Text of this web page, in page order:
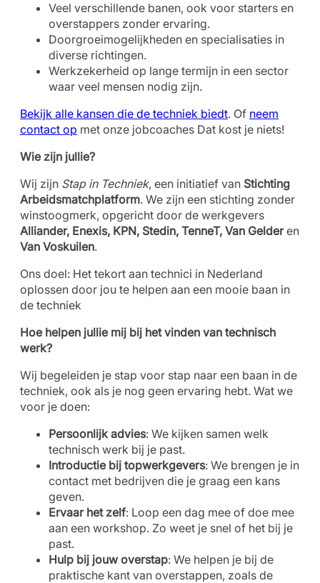
Veel verschillende banen, ook voor starters en
overstappers zonder ervaring.
Doorgroeimogelijkheden en specialisaties in
diverse richtingen.
Werkzekerheid op lange termijn in een sector
waar veel mensen nodig zijn.
Bekijk alle kansen die de techniek biedt. Of neem
contact op met onze jobcoaches Dat kost je niets!
Wie zijn jullie?
Wij zijn Stap in Techniek, een initiatief van Stichting
Arbeidsmatchplatform. We zijn een stichting zonder
winstoogmerk, opgericht door de werkgevers
Alliander, Enexis, KPN, Stedin, TenneT, Van Gelderen
Van Voskuilen.
Ons doel: Het tekort aan technici in Nederland
oplossen door jou te helpen aan een mooie baan in
de techniek
Hoe helpen jullie mij bij het vinden van technisch
werk?
Wij begeleiden je stap voor stap naar een baan in de
techniek, ook als je nog geen ervaring hebt. Wat we
voor je doen:
Persoonlijk advies: We kijken samen welk
technisch werk bij je past.
Introductie bij topwerkgevers: We brengen je in
contact met bedrijven die je graag een kans
geven.
Ervaar het zelf: Loop een dag mee of doe mee
aan een workshop. Zo weet je snel of het bij je
past.
Hulp bij jouw overstap: We helpen je bij de
praktische kant van overstappen, zoals de